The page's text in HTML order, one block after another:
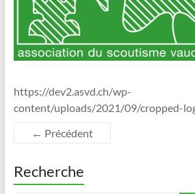
https://dev2.asvd.ch/wp-
content/uploads/2021/09/cropped-
← Précédent
Recherche